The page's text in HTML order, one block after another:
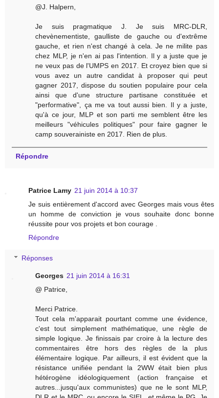
@J. Halpern,
Je suis pragmatique J. Je suis MRC-DLR,
chevènementiste, gaulliste de gauche ou d'extrême
gauche, et rien n'est changé à cela. Je ne milite pas
chez MLP, je n'en ai pas l'intention. Il y a juste que je
ne veux pas de l'UMPS en 2017. Et croyez bien que si
vous avez un autre candidat à proposer qui peut
gagner 2017, dispose du soutien populaire pour cela
ainsi que d'une structure partisane constituée et
"performative", ça me va tout aussi bien. Il y a juste,
qu'à ce jour, MLP et son parti me semblent être les
meilleurs "véhicules politiques" pour faire gagner le
camp souverainiste en 2017. Rien de plus.
Répondre
Patrice Lamy 21 juin 2014 à 10:37
Je suis entièrement d'accord avec Georges mais vous êtes
un homme de conviction je vous souhaite donc bonne
réussite pour vos projets et bon courage .
Répondre
Réponses
Georges 21 juin 2014 à 16:31
@ Patrice,
Merci Patrice.
Tout cela m'apparait pourtant comme une évidence,
c'est tout simplement mathématique, une règle de
simple logique. Je finissais par croire à la lecture des
commentaires être hors des règles de la plus
élémentaire logique. Par ailleurs, il est évident que la
résistance unifiée pendant la 2WW était bien plus
hétérogène idéologiquement (action française et
autres...jusqu'aux communistes) que ne le sont MLP,